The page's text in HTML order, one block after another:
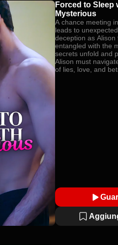
Forced to Sleep
Mysterious
A chance meeting
leads to
deception as Alison
entangled with the
secrets unfold and
Alison must
of lies, love, and